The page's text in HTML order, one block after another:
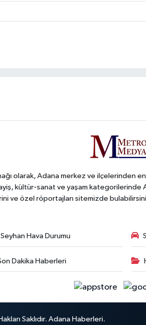
olarak, Adana merkez ve ilçelerinden
kültür-sanat ve yaşam
ve özel röportajları sitemizde
Seyhan Hava Durumu
Dakika Haberleri
Saklıdır. Adana Haberleri.